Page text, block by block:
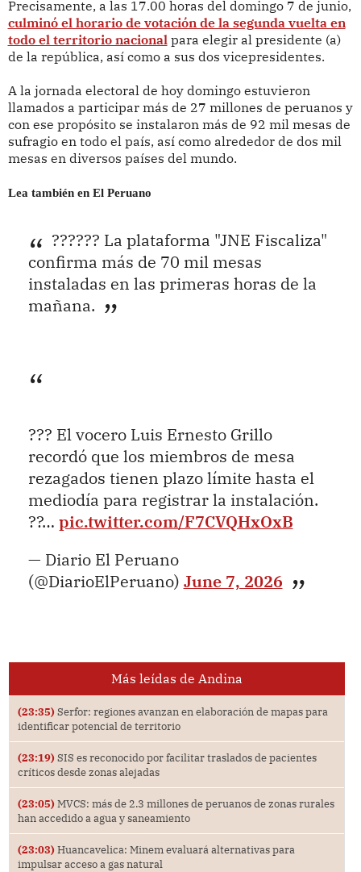
Precisamente, a las 17.00 horas del domingo 7 de junio,
culminó el horario de votación de la segunda vuelta en
todo el territorio nacional para elegir al presidente (a)
de la república, así como a sus dos vicepresidentes.
A la jornada electoral de hoy domingo estuvieron
llamados a participar más de 27 millones de peruanos y
con ese propósito se instalaron más de 92 mil mesas de
sufragio en todo el país, así como alrededor de dos mil
mesas en diversos países del mundo.
Lea también en El Peruano
?????? La plataforma "JNE Fiscaliza"
confirma más de 70 mil mesas
instaladas en las primeras horas de la
mañana.
??? El vocero Luis Ernesto Grillo
recordó que los miembros de mesa
rezagados tienen plazo límite hasta el
mediodía para registrar la instalación.
??… pic.twitter.com/F7CVQHxOxB
— Diario El Peruano
(@DiarioElPeruano) June 7, 2026
Más leídas de Andina
(23:35) Serfor: regiones avanzan en elaboración de mapas para
identificar potencial de territorio
(23:19) SIS es reconocido por facilitar traslados de pacientes
críticos desde zonas alejadas
(23:05) MVCS: más de 2.3 millones de peruanos de zonas rurales
han accedido a agua y saneamiento
(23:03) Huancavelica: Minem evaluará alternativas para
impulsar acceso a gas natural